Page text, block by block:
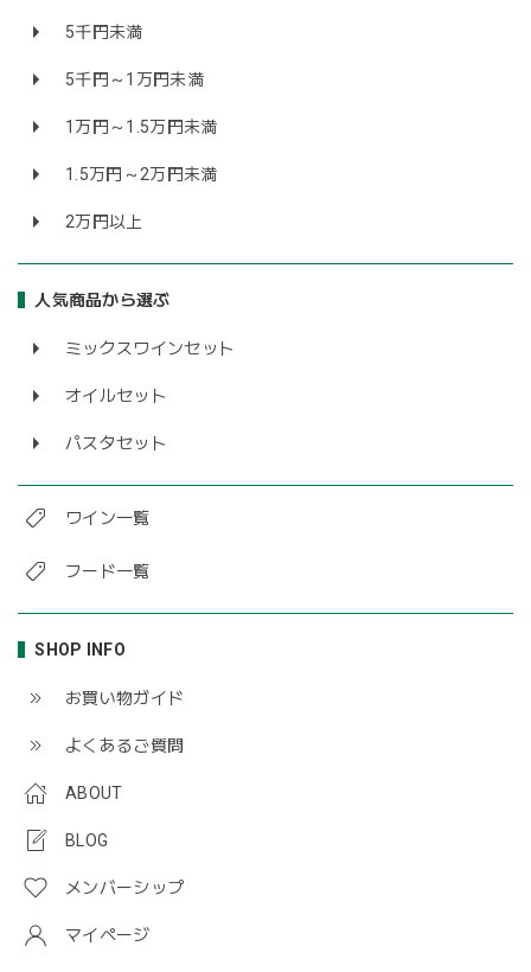
5千円未満
5千円～1万円未満
1万円～1.5万円未満
1.5万円～2万円未満
2万円以上
人気商品から選ぶ
ミックスワインセット
オイルセット
パスタセット
ワイン一覧
フード一覧
SHOP INFO
お買い物ガイド
よくあるご質問
ABOUT
BLOG
メンバーシップ
マイページ